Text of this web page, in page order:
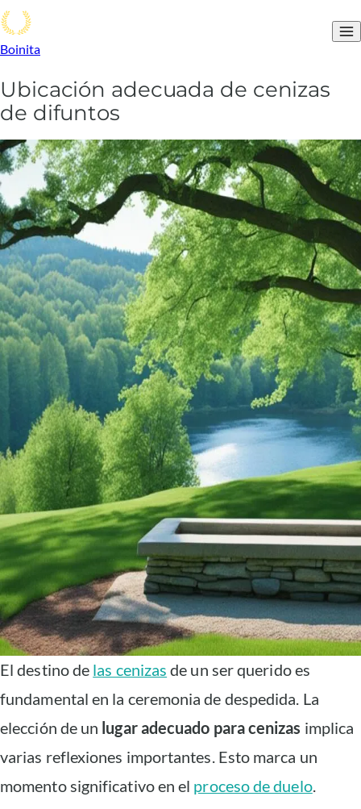
Boinita
Ubicación adecuada de cenizas
de difuntos
El destino de las cenizas de un ser querido es
fundamental en la ceremonia de despedida. La
elección de un lugar adecuado para cenizas implica
varias reflexiones importantes. Esto marca un
momento significativo en el proceso de duelo.